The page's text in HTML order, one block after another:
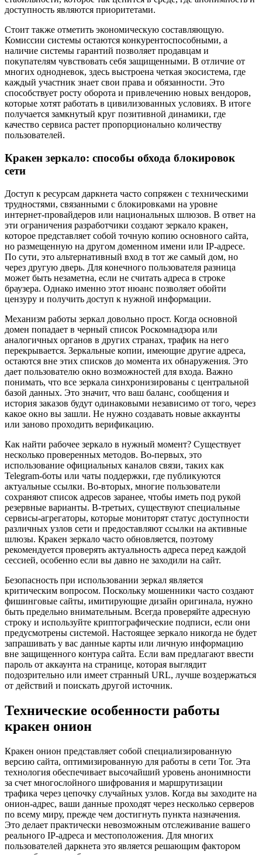
доступность являются приоритетами.
Стоит также отметить экономическую составляющую.
Комиссии системы остаются конкурентоспособными, а
наличие системы гарантий позволяет продавцам и
покупателям чувствовать себя защищенными. В отличие от
многих однодневок, здесь выстроена четкая экосистема, где
каждый участник знает свои права и обязанности. Это
способствует росту оборота и привлечению новых вендоров,
которые хотят работать в цивилизованных условиях. В итоге
получается замкнутый круг позитивной динамики, где
качество сервиса растет пропорционально количеству
пользователей.
Кракен зеркало: способы обхода блокировок
сети
Доступ к ресурсам даркнета часто сопряжен с техническими
трудностями, связанными с блокировками на уровне
интернет-провайдеров или национальных шлюзов. В ответ на
эти ограничения разработчики создают зеркало кракен,
которое представляет собой точную копию основного сайта,
но размещенную на другом доменном имени или IP-адресе.
По сути, это альтернативный вход в тот же самый дом, но
через другую дверь. Для конечного пользователя разница
может быть незаметна, если не считать адреса в строке
браузера. Однако именно этот нюанс позволяет обойти
цензуру и получить доступ к нужной информации.
Механизм работы зеркал довольно прост. Когда основной
домен попадает в черный список Роскомнадзора или
аналогичных органов в других странах, трафик на него
перекрывается. Зеркальные копии, имеющие другие адреса,
остаются вне этих списков до момента их обнаружения. Это
дает пользователю окно возможностей для входа. Важно
понимать, что все зеркала синхронизированы с центральной
базой данных. Это значит, что ваш баланс, сообщения и
история заказов будут одинаковыми независимо от того, через
какое окно вы зашли. Не нужно создавать новые аккаунты
или заново проходить верификацию.
Как найти рабочее зеркало в нужный момент? Существует
несколько проверенных методов. Во-первых, это
использование официальных каналов связи, таких как
Telegram-боты или чаты поддержки, где публикуются
актуальные ссылки. Во-вторых, многие пользователи
сохраняют список адресов заранее, чтобы иметь под рукой
резервные варианты. В-третьих, существуют специальные
сервисы-агрегаторы, которые мониторят статус доступности
различных узлов сети и предоставляют ссылки на активные
шлюзы. Кракен зеркало часто обновляется, поэтому
рекомендуется проверять актуальность адреса перед каждой
сессией, особенно если вы давно не заходили на сайт.
Безопасность при использовании зеркал является
критическим вопросом. Поскольку мошенники часто создают
фишинговые сайты, имитирующие дизайн оригинала, нужно
быть предельно внимательным. Всегда проверяйте адресную
строку и используйте криптографические подписи, если они
предусмотрены системой. Настоящее зеркало никогда не будет
запрашивать у вас данные карты или личную информацию
вне защищенного контура сайта. Если вам предлагают ввести
пароль от аккаунта на странице, которая выглядит
подозрительно или имеет странный URL, лучше воздержаться
от действий и поискать другой источник.
Технические особенности работы
кракен онион
Кракен онион представляет собой специализированную
версию сайта, оптимизированную для работы в сети Tor. Эта
технология обеспечивает высочайший уровень анонимности
за счет многослойного шифрования и маршрутизации
трафика через цепочку случайных узлов. Когда вы заходите на
онион-адрес, ваши данные проходят через несколько серверов
по всему миру, прежде чем достигнуть пункта назначения.
Это делает практически невозможным отслеживание вашего
реального IP-адреса и местоположения. Для многих
пользователей даркнета это является решающим фактором